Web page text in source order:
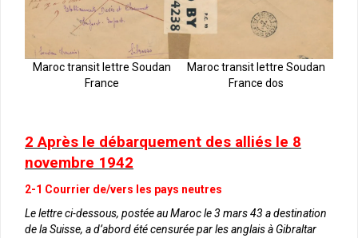
Maroc transit lettre Soudan
France
Maroc transit lettre Soudan
France dos
2 Après le débarquement des alliés le 8
novembre 1942
2-1 Courrier de/vers les pays neutres
Le lettre ci-dessous, postée au Maroc le 3 mars 43 a destination
de la Suisse, a d’abord été censurée par les anglais à Gibraltar